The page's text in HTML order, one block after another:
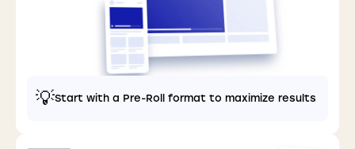
💡Start with a Pre-Roll format to maximize results